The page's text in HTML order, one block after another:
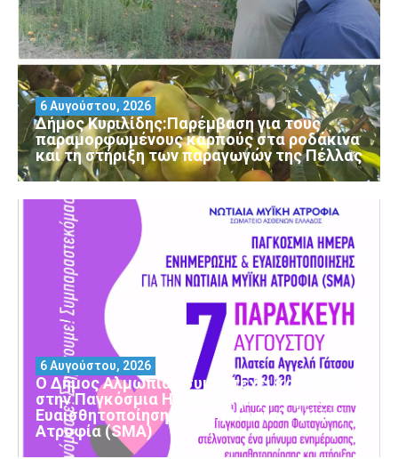
Δήμος Κυριλίδης:Παρέμβαση για τους
παραμορφωμένους καρπούς στα ροδάκινα
και τη στήριξη των παραγωγών της Πέλλας
6 Αυγούστου, 2026
Ο Δήμος Αλμωπίας συμμετέχει και φέτος
στην Παγκόσμια Ημέρα Ενημέρωσης και
Ευαισθητοποίησης για τη Νωτιαία Μυϊκή
Ατροφία (SMA)
6 Αυγούστου, 2026